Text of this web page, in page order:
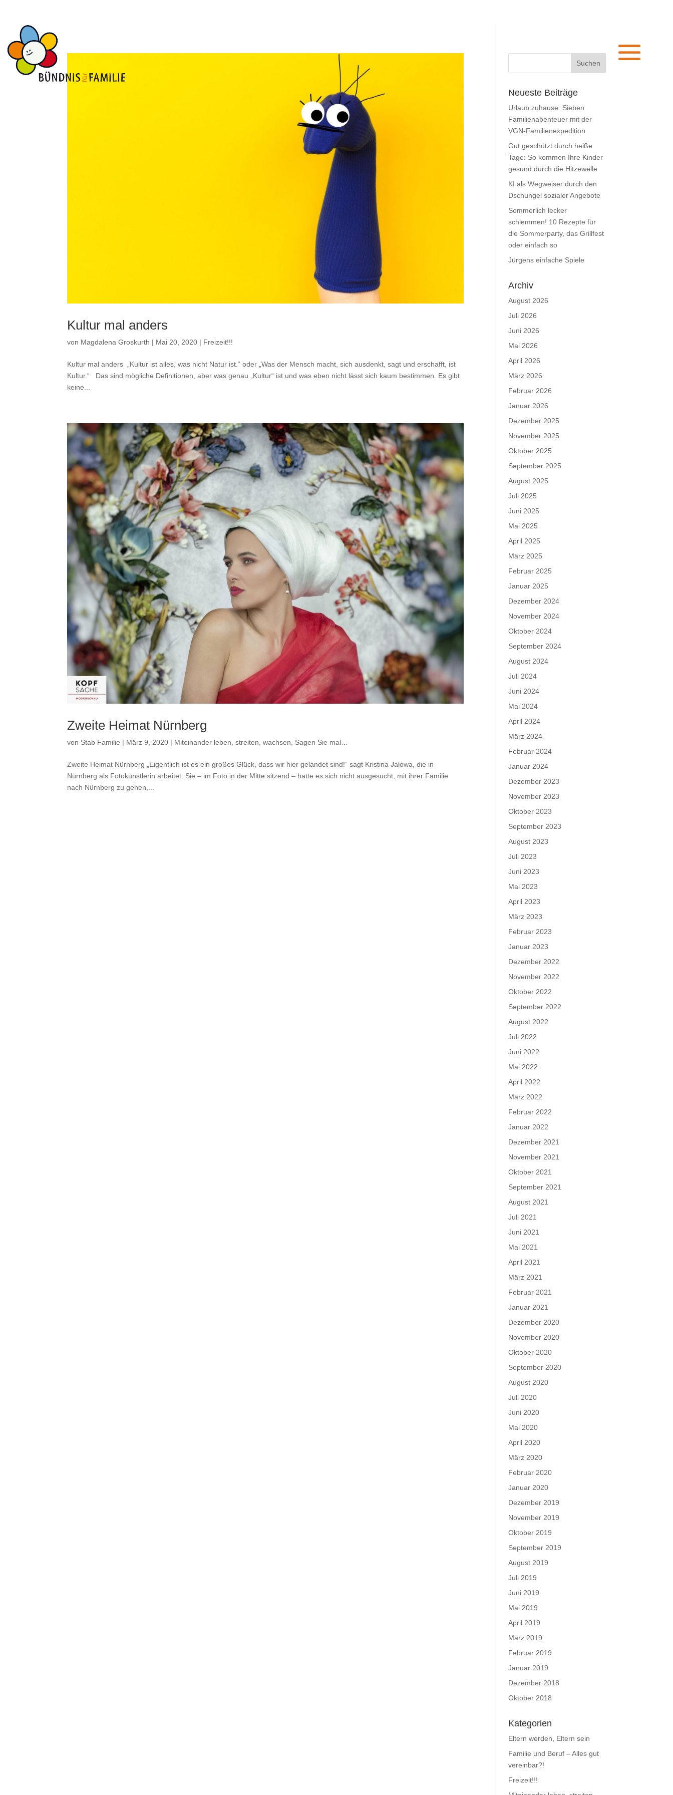
Kultur mal anders
von Magdalena Groskurth | Mai 20, 2020 | Freizeit!!!
Kultur mal anders „Kultur ist alles, was nicht Natur ist.“ oder „Was der Mensch macht, sich ausdenkt, sagt und erschafft, ist
Kultur.“ Das sind mögliche Definitionen, aber was genau „Kultur“ ist und was eben nicht lässt sich kaum bestimmen. Es gibt
keine...
Zweite Heimat Nürnberg
von Stab Familie | März 9, 2020 | Miteinander leben, streiten, wachsen Sagen Sie mal…
Zweite Heimat Nürnberg „Eigentlich ist es ein großes Glück, dass wir hier gelandet sind!“ sagt Kristina Jalowa, die in
Nürnberg als Fotokünstlerin arbeitet. Sie – im Foto in der Mitte sitzend – hatte es sich nicht ausgesucht, mit ihrer Familie
nach Nürnberg zu gehen,...
Neueste Beiträge
Urlaub zuhause: Sieben
Familienabenteuer mit der
VGN-Familienexpedition
Gut geschützt durch heiße
Tage: So kommen Ihre Kinder
gesund durch die Hitzewelle
KI als Wegweiser durch den
Dschungel sozialer Angebote
Sommerlich lecker
schlemmen! 10 Rezepte für
die Sommerparty, das Grillfest
oder einfach so
Jürgens einfache Spiele
Archiv
August 2026
Juli 2026
Juni 2026
Mai 2026
April 2026
März 2026
Februar 2026
Januar 2026
Dezember 2025
November 2025
Oktober 2025
September 2025
August 2025
Juli 2025
Juni 2025
Mai 2025
April 2025
März 2025
Februar 2025
Januar 2025
Dezember 2024
November 2024
Oktober 2024
September 2024
August 2024
Juli 2024
Juni 2024
Mai 2024
April 2024
März 2024
Februar 2024
Januar 2024
Dezember 2023
November 2023
Oktober 2023
September 2023
August 2023
Juli 2023
Juni 2023
Mai 2023
April 2023
März 2023
Februar 2023
Januar 2023
Dezember 2022
November 2022
Oktober 2022
September 2022
August 2022
Juli 2022
Juni 2022
Mai 2022
April 2022
März 2022
Februar 2022
Januar 2022
Dezember 2021
November 2021
Oktober 2021
September 2021
August 2021
Juli 2021
Juni 2021
Mai 2021
April 2021
März 2021
Februar 2021
Januar 2021
Dezember 2020
November 2020
Oktober 2020
September 2020
August 2020
Juli 2020
Juni 2020
Mai 2020
April 2020
März 2020
Februar 2020
Januar 2020
Dezember 2019
November 2019
Oktober 2019
September 2019
August 2019
Juli 2019
Juni 2019
Mai 2019
April 2019
März 2019
Februar 2019
Januar 2019
Dezember 2018
Oktober 2018
Kategorien
Eltern werden, Eltern sein
Familie und Beruf – Alles gut
vereinbar?!
Freizeit!!!